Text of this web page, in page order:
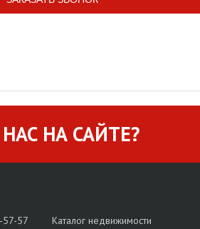
НА САЙТЕ?
57-57
Каталог недвижимости